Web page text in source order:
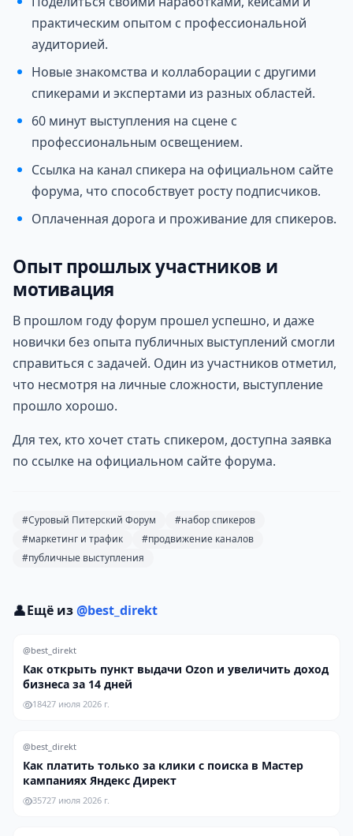
практическим опытом с профессиональной
аудиторией.
Новые знакомства и коллаборации с другими
спикерами и экспертами из разных областей.
60 минут выступления на сцене с
профессиональным освещением.
Ссылка на канал спикера на официальном сайте
форума, что способствует росту подписчиков.
Оплаченная дорога и проживание для спикеров.
Опыт прошлых участников и
мотивация
В прошлом году форум прошел успешно, и даже
новички без опыта публичных выступлений смогли
справиться с задачей. Один из участников отметил,
что несмотря на личные сложности, выступление
прошло хорошо.
Для тех, кто хочет стать спикером, доступна заявка
по ссылке на официальном сайте форума.
#Суровый Питерский Форум
#набор спикеров
#маркетинг и трафик
#продвижение каналов
#публичные выступления
👤Ещё из@best_direkt
@best_direkt
Как открыть пункт выдачи Ozon и увеличить доход
бизнеса за 14 дней
18427 июля 2026 г.
@best_direkt
Как платить только за клики с поиска в Мастер
кампаниях Яндекс Директ
35727 июля 2026 г.